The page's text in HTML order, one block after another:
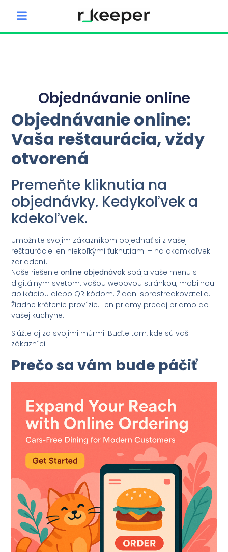
Objednávanie online
Objednávanie online:
Vaša reštaurácia, vždy
otvorená
Premeňte kliknutia na
objednávky. Kedykoľvek a
kdekoľvek.
Umožnite svojim zákazníkom objednať si z vašej
reštaurácie len niekoľkými ťuknutiami – na akomkoľvek
zariadení.
Naše riešenieonline objednávok spája vaše menu s
digitálnym svetom: vašou webovou stránkou, mobilnou
aplikáciou alebo QR kódom. Žiadni sprostredkovatelia.
Žiadne krátenie provízie. Len priamy predaj priamo do
vašej kuchyne.
Slúžte aj za svojimi múrmi. Buďte tam, kde sú vaši
zákazníci.
Prečo sa vám bude páčiť